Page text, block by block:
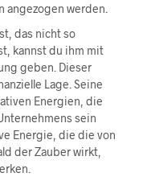
angezogen werden.
das nicht so
kannst du ihm mit
geben. Dieser
Lage. Seine
Energien, die
sein
Energie, die die von
der Zauber wirkt,